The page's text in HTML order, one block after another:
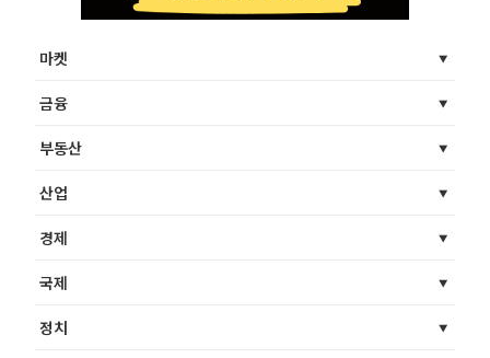
마켓
금융
부동산
산업
경제
국제
정치